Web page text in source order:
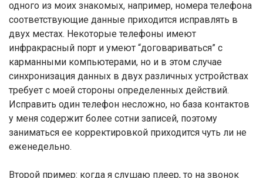
одного из моих знакомых, например, номера телефона
соответствующие данные приходится исправлять в
двух местах. Некоторые телефоны имеют
инфракрасный порт и умеют “договариваться” с
карманными компьютерами, но и в этом случае
синхронизация данных в двух различных устройствах
требует с моей стороны определенных действий.
Исправить один телефон несложно, но база контактов
у меня содержит более сотни записей, поэтому
заниматься ее корректировкой приходится чуть ли не
еженедельно.
Второй пример: когда я слушаю плеер, то на звонок